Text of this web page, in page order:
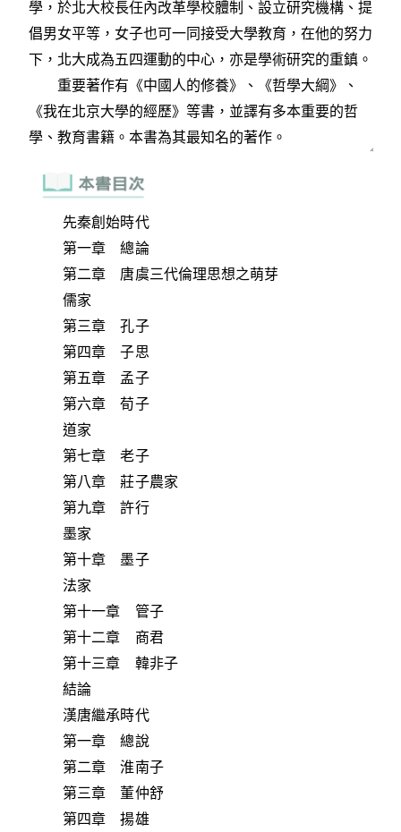
先秦創始時代
第一章 總論
第二章 唐虞三代倫理思想之萌芽
儒家
第三章 孔子
第四章 子思
第五章 孟子
第六章 荀子
道家
第七章 老子
第八章 莊子農家
第九章 許行
墨家
第十章 墨子
法家
第十一章 管子
第十二章 商君
第十三章 韓非子
結論
漢唐繼承時代
第一章 總說
第二章 淮南子
第三章 董仲舒
第四章 揚雄